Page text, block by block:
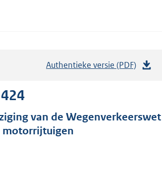
Authentieke versie (PDF)
a
van de
motorrijtuigen